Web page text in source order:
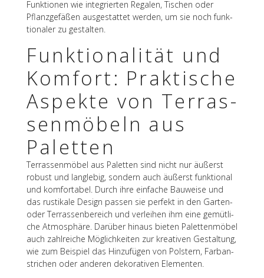
Funk­tio­nen wie inte­grier­ten Rega­len, Tischen oder
Pflanz­ge­fä­ßen ausge­stat­tet werden, um sie noch funk­
tio­na­ler zu gestalten.
Funk­tio­na­li­tät und
Komfort: Prak­ti­sche
Aspekte von Terras­
sen­mö­beln aus
Paletten
Terras­sen­mö­bel aus Palet­ten sind nicht nur äußerst
robust und lang­le­big, sondern auch äußerst funk­tio­nal
und komfor­ta­bel. Durch ihre einfa­che Bauweise und
das rusti­kale Design passen sie perfekt in den Garten-
oder Terras­sen­be­reich und verlei­hen ihm eine gemüt­li­
che Atmo­sphäre. Darüber hinaus bieten Palet­ten­mö­bel
auch zahl­rei­che Möglich­kei­ten zur krea­ti­ven Gestal­tung,
wie zum Beispiel das Hinzu­fü­gen von Pols­tern, Farb­an­
stri­chen oder ande­ren deko­ra­ti­ven Elementen.